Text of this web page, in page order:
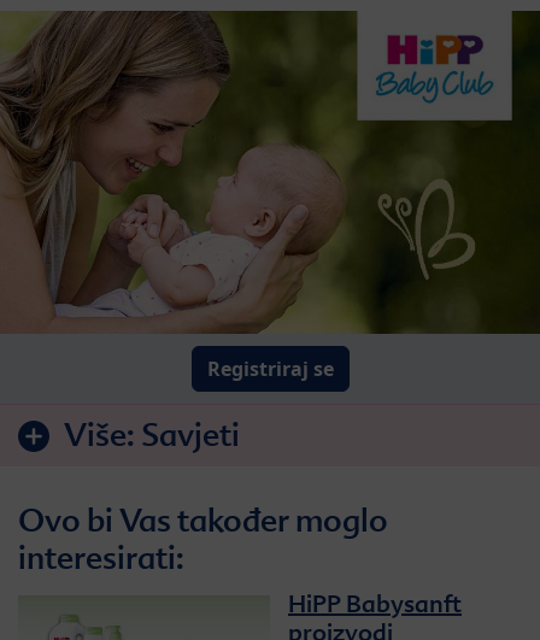
Registriraj se
Više: Savjeti
Ovo bi Vas također moglo
interesirati:
HiPP Babysanft
proizvodi